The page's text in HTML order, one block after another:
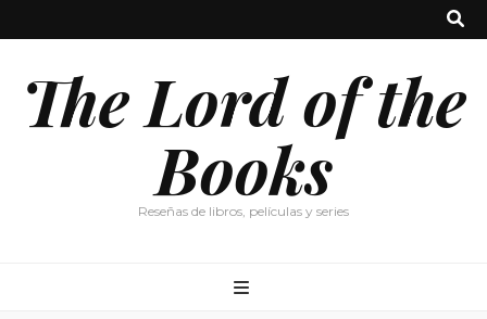
The Lord of the
Books
Reseñas de libros, películas y series